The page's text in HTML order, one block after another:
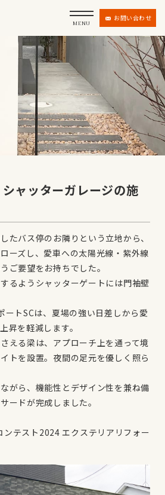
MENU
お問い合わせ
ャッターガレージの施
たバス停のお隣りという立地から、
ーズし、愛車への太陽光線・紫外線
ご要望をお持ちでした。
るようシャッターゲートには門袖壁
ートSCは、夏場の強い日差しから愛
昇を軽減します。
える梁は、アプローチ上を通って境
トを設置。夜間の足元を優しく照ら
がら、機能性とデザイン性を兼ね備
ードが完成しました。
ンテスト2024 エクステリアリフォー